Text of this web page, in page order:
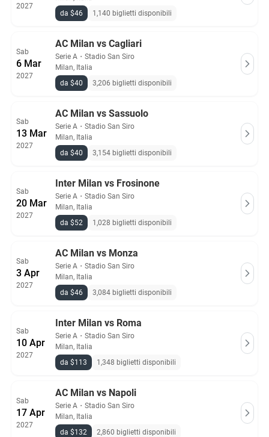
2027
da $46
1,140 biglietti disponibili
Sab
6 Mar
2027
AC Milan vs Cagliari
Serie A ・ Stadio San Siro
Milan, Italia
da $40
3,206 biglietti disponibili
Sab
13 Mar
2027
AC Milan vs Sassuolo
Serie A ・ Stadio San Siro
Milan, Italia
da $40
3,154 biglietti disponibili
Sab
20 Mar
2027
Inter Milan vs Frosinone
Serie A ・ Stadio San Siro
Milan, Italia
da $52
1,028 biglietti disponibili
Sab
3 Apr
2027
AC Milan vs Monza
Serie A ・ Stadio San Siro
Milan, Italia
da $46
3,084 biglietti disponibili
Sab
10 Apr
2027
Inter Milan vs Roma
Serie A ・ Stadio San Siro
Milan, Italia
da $113
1,348 biglietti disponibili
Sab
17 Apr
2027
AC Milan vs Napoli
Serie A ・ Stadio San Siro
Milan, Italia
da $132
2,860 biglietti disponibili